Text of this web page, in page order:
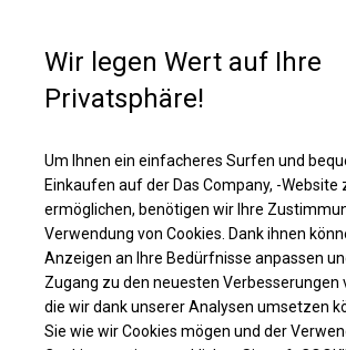
Solides Lager- und Garagenzelt | 3x6 m
Wir legen Wert auf Ihre
Privatsphäre!
Um Ihnen ein einfacheres Surfen und
Einkaufen auf der Das Company, -Website
ermöglichen, benötigen wir Ihre
Verwendung von Cookies. Dank ihnen
Anzeigen an Ihre Bedürfnisse anpassen
Zugang zu den neuesten Verbesserungen
die wir dank unserer Analysen umsetzen
Sie wie wir Cookies mögen und der